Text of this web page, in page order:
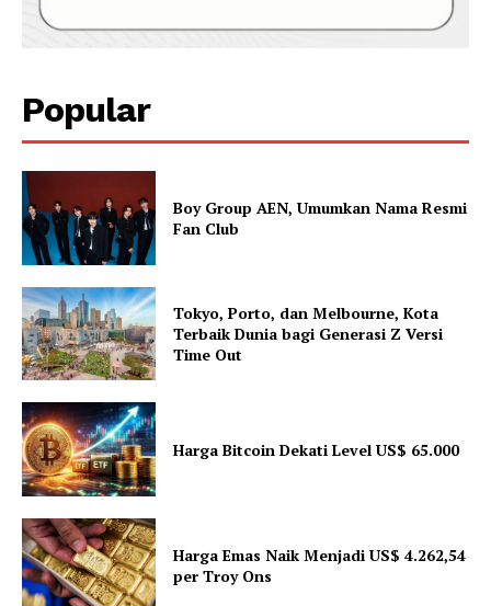
Popular
Boy Group AEN, Umumkan Nama Resmi
Fan Club
Tokyo, Porto, dan Melbourne, Kota
Terbaik Dunia bagi Generasi Z Versi
Time Out
Harga Bitcoin Dekati Level US$ 65.000
Harga Emas Naik Menjadi US$ 4.262,54
per Troy Ons